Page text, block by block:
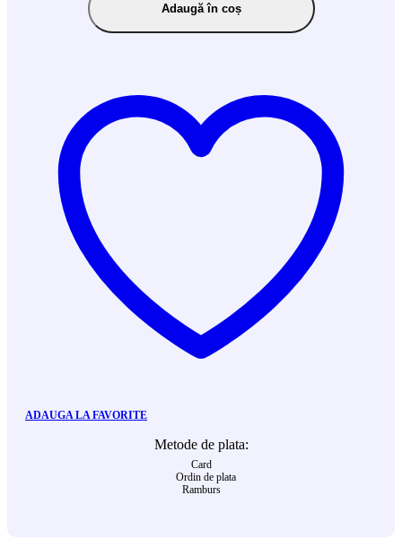
Adaugă în coș
ADAUGA LA FAVORITE
Metode de plata:
Card
Ordin de plata
Ramburs